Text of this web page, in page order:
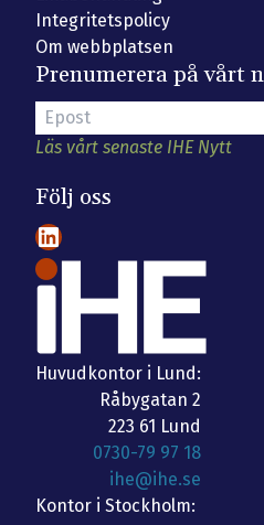
Integritetspolicy
Om webbplatsen
Prenumerera på vårt
Läs vårt senaste IHE Nytt
Följ oss
LinkedIn
Huvudkontor i Lund:
Råbygatan 2
223 61 Lund
0730-79 97 18
ihe@ihe.se
Kontor i Stockholm: